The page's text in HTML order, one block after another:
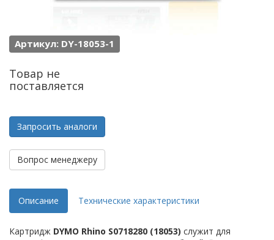
Артикул: DY-18053-1
Товар не
поставляется
Запросить аналоги
Вопрос менеджеру
Описание Технические характеристики
Картридж DYMO Rhino S0718280 (18053) служит для